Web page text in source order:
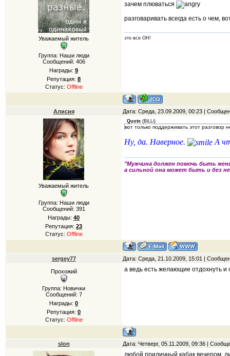
Уважаемый житель
Группа: Наши люди
Сообщений: 406
Награды: 9
Репутация: 8
Статус: Offline
зачем плюваться
разговаривать всегда есть о чем,
это все ОН!
Алисия Дата: Среда, 23.09.2009, 00:23 |
Уважаемый житель
Группа: Наши люди
Сообщений: 391
Награды: 40
Репутация: 23
Статус: Offline
Quote (BiLLi)
вот только поддерживать этот разговор
Ну, да. Наверное. А
"Мужчина должен помочь быть
а сильной она может быть и без
sergey77 Дата: Среда, 21.10.2009, 15:01 |
Прохожий
Группа: Новички
Сообщений: 7
Награды: 0
Репутация: 0
Статус: Offline
а ведь есть желающие отдохнуть
slon Дата: Четверг, 05.11.2009, 09:36 |
любой приличный кабак вечером,